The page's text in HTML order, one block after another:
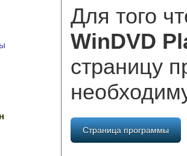
Для того
WinDVD
страницу
Страница программы